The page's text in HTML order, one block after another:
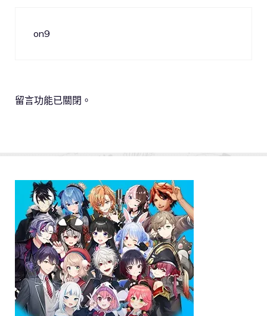
on9
留言功能已關閉。